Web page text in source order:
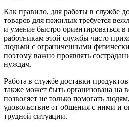
Как правило, для работы в службе
товаров для пожилых требуется
и умение быстро ориентироваться в
работникам этой службы часто
людьми с ограниченными
поэтому важно проявлять
нуждам.
Работа в службе доставки
также может быть организована на
позволяет не только помогать
удовольствие от общения с ними и
трудной ситуации.